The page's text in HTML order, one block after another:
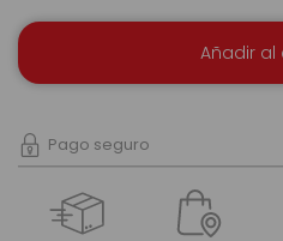
Añadir al
Pago seguro